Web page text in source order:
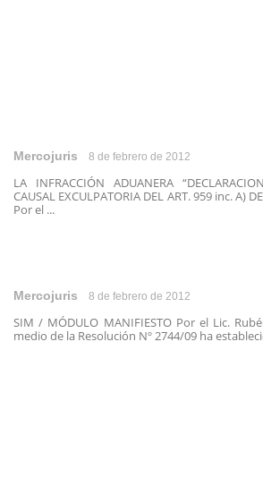
Mercojuris 8 de febrero de 2012
LA INFRACCIÓN ADUANERA
CAUSAL EXCULPATORIA DEL ART. 959 inc. A)
Por el ...
Mercojuris 8 de febrero de 2012
SIM / MÓDULO MANIFIESTO Por el Lic.
medio de la Resolución Nº 2744/09 ha